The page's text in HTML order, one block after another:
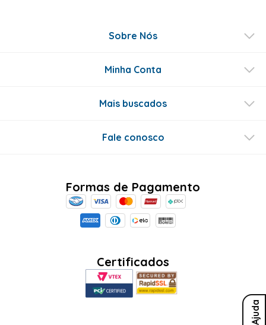
Ajuda
Sobre Nós
Minha Conta
Mais buscados
Fale conosco
Formas de Pagamento
Certificados